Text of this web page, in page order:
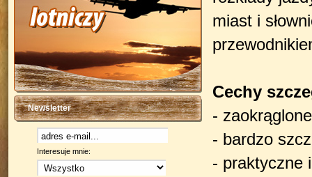
Newsletter
Interesuje mnie:
miast i
Cechy
-
- bardzo
- praktyczne